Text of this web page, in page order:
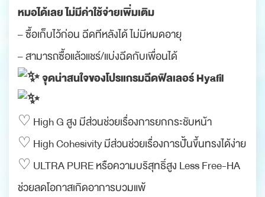
หมอได้เลย ไม่มีค่าใช้จ่ายเพิ่มเติม
– ซื้อเก็บไว้ก่อน ฉีดทีหลังได้ ไม่มีหมดอายุ
– สามารถซื้อแล้วแชร์/แบ่งฉีดกับเพื่อนได้
จุดน่าสนใจของโปรแกรมฉีดฟิลเลอร์ Hyafil
♡ High G สูง มีส่วนช่วยเรื่องการยกกระชับหน้า
♡ High Cohesivity มีส่วนช่วยเรื่องการปั้นขึ้นทรงได้ง่าย
♡ ULTRA PURE หรือความบริสุทธิ์สูง Less Free-HA
ช่วยลดโอกาสเกิดอาการบวมแพ้